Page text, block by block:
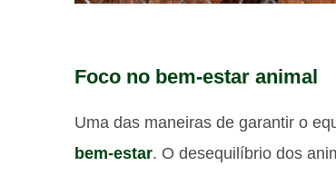
Foco no bem-estar animal
Uma das maneiras de garantir o
bem-estar. O desequilíbrio dos